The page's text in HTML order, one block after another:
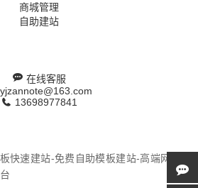
商城管理
自助建站
在线客服
yjzannote@163.com
13698977841
快速建站-免费自助模板建站-高端网站定